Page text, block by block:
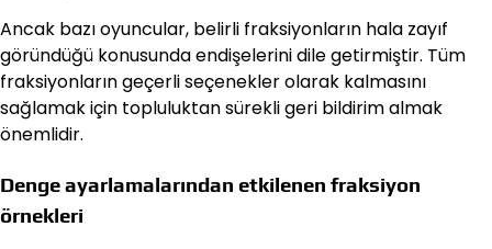
Ancak bazı oyuncular, belirli fraksiyonların hala zayıf
göründüğü konusunda endişelerini dile getirmiştir. Tüm
fraksiyonların geçerli seçenekler olarak kalmasını
sağlamak için topluluktan sürekli geri bildirim almak
önemlidir.
Denge ayarlamalarından etkilenen fraksiyon
örnekleri